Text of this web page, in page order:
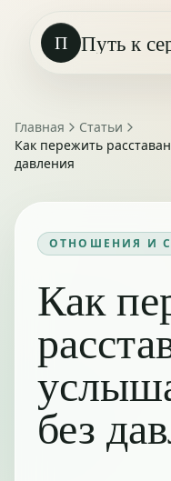
П Путь к
Главная
Статьи
Как пережить
давления
ОТНОШЕНИЯ И
Как
без